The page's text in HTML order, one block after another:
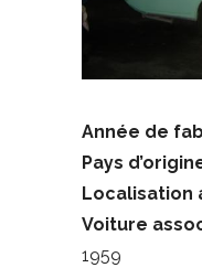
Année de
Pays
Localisation
Voiture
1959